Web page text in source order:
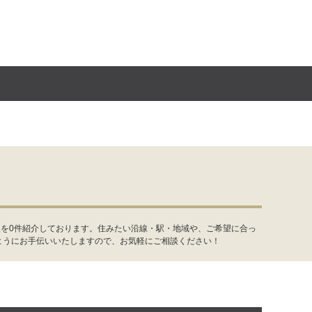
0件紹介しております。住みたい沿線・駅・地域や、ご希望に合っ
にお手伝いいたしますので、お気軽にご相談ください！